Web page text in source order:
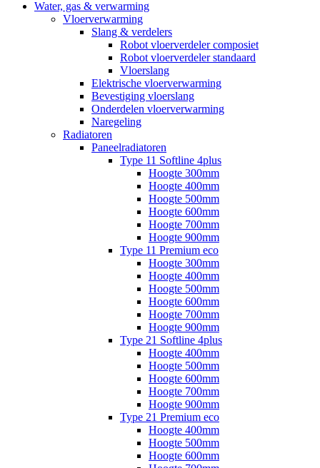
Water, gas & verwarming
Vloerverwarming
Slang & verdelers
Robot vloerverdeler composiet
Robot vloerverdeler standaard
Vloerslang
Elektrische vloerverwarming
Bevestiging vloerslang
Onderdelen vloerverwarming
Naregeling
Radiatoren
Paneelradiatoren
Type 11 Softline 4plus
Hoogte 300mm
Hoogte 400mm
Hoogte 500mm
Hoogte 600mm
Hoogte 700mm
Hoogte 900mm
Type 11 Premium eco
Hoogte 300mm
Hoogte 400mm
Hoogte 500mm
Hoogte 600mm
Hoogte 700mm
Hoogte 900mm
Type 21 Softline 4plus
Hoogte 400mm
Hoogte 500mm
Hoogte 600mm
Hoogte 700mm
Hoogte 900mm
Type 21 Premium eco
Hoogte 400mm
Hoogte 500mm
Hoogte 600mm